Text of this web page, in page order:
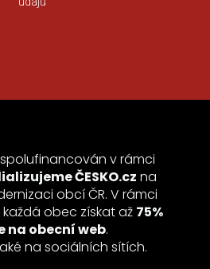
v rámci
ČESKO.cz na
obcí ČR. V rámci
obec získat až 75%
na obecní web.
na sociálních sítích.